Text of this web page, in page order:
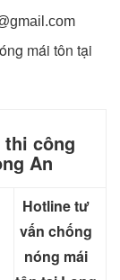
mái tôn tại
thi công
An
Hotline tư
vấn chống
nóng mái